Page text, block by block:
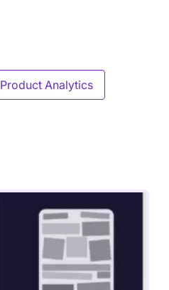
Product Analytics